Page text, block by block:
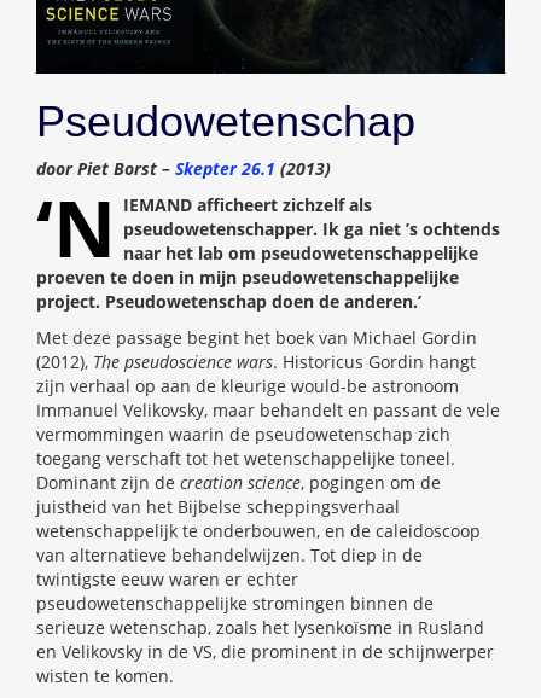
Pseudowetenschap
door Piet Borst – Skepter 26.1 (2013)
‘N
IEMAND afficheert zichzelf als
pseudowetenschapper. Ik ga niet ’s ochtends
naar het lab om pseudowetenschappelijke
proeven te doen in mijn pseudowetenschappelijke
project. Pseudowetenschap doen de anderen.’
Met deze passage begint het boek van Michael Gordin
(2012), The pseudoscience wars. Historicus Gordin hangt
zijn verhaal op aan de kleurige would-be astronoom
Immanuel Velikovsky, maar behandelt en passant de vele
vermommingen waarin de pseudowetenschap zich
toegang verschaft tot het wetenschappelijke toneel.
Dominant zijn de creation science, pogingen om de
juistheid van het Bijbelse scheppingsverhaal
wetenschappelijk te onderbouwen, en de caleidoscoop
van alternatieve behandelwijzen. Tot diep in de
twintigste eeuw waren er echter
pseudowetenschappelijke stromingen binnen de
serieuze wetenschap, zoals het lysenkoïsme in Rusland
en Velikovsky in de VS, die prominent in de schijnwerper
wisten te komen.